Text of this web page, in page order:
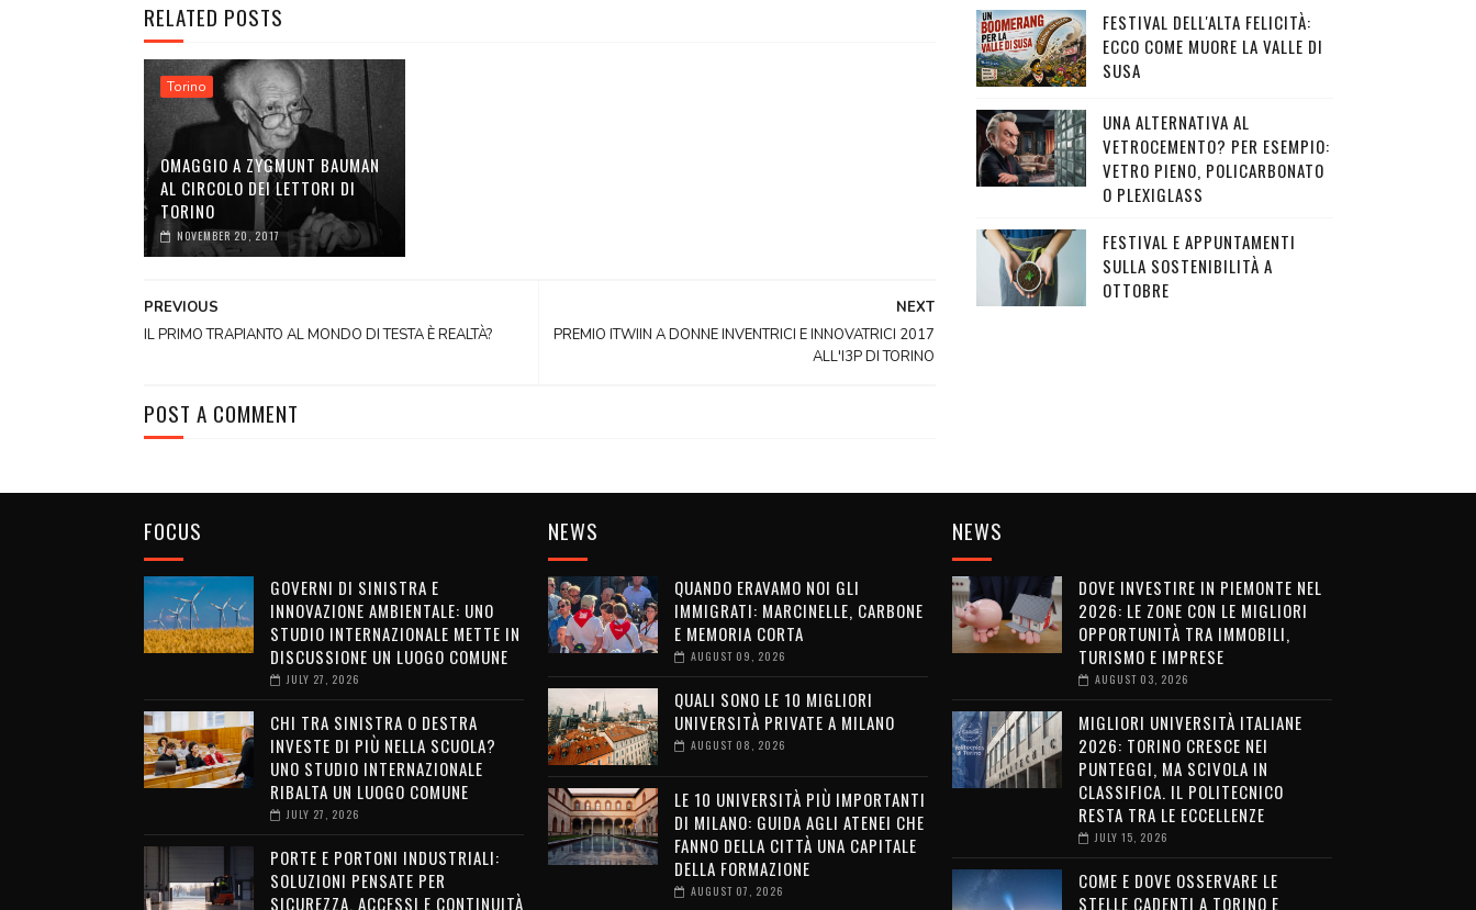
RELATED POSTS
Torino
OMAGGIO A ZYGMUNT BAUMAN
AL CIRCOLO DEI LETTORI DI
TORINO
NOVEMBER 20, 2017
NEXT
PREMIO ITWIIN A DONNE INVENTRICI E INNOVATRICI 2017
ALL'I3P DI TORINO
PREVIOUS
IL PRIMO TRAPIANTO AL MONDO DI TESTA È REALTÀ?
POST A COMMENT
FESTIVAL DELL'ALTA FELICITÀ:
ECCO COME MUORE LA VALLE DI
SUSA
UNA ALTERNATIVA AL
VETROCEMENTO? PER ESEMPIO:
VETRO PIENO, POLICARBONATO
O PLEXIGLASS
FESTIVAL E APPUNTAMENTI
SULLA SOSTENIBILITÀ A
OTTOBRE
FOCUS
GOVERNI DI SINISTRA E
INNOVAZIONE AMBIENTALE: UNO
STUDIO INTERNAZIONALE METTE IN
DISCUSSIONE UN LUOGO COMUNE
JULY 27, 2026
CHI TRA SINISTRA O DESTRA
INVESTE DI PIÙ NELLA SCUOLA?
UNO STUDIO INTERNAZIONALE
RIBALTA UN LUOGO COMUNE
JULY 27, 2026
PORTE E PORTONI INDUSTRIALI:
SOLUZIONI PENSATE PER
SICUREZZA, ACCESSI E CONTINUITÀ
NEWS
QUANDO ERAVAMO NOI GLI
IMMIGRATI: MARCINELLE, CARBONE
E MEMORIA CORTA
AUGUST 09, 2026
QUALI SONO LE 10 MIGLIORI
UNIVERSITÀ PRIVATE A MILANO
AUGUST 08, 2026
LE 10 UNIVERSITÀ PIÙ IMPORTANTI
DI MILANO: GUIDA AGLI ATENEI CHE
FANNO DELLA CITTÀ UNA CAPITALE
DELLA FORMAZIONE
AUGUST 07, 2026
NEWS
DOVE INVESTIRE IN PIEMONTE NEL
2026: LE ZONE CON LE MIGLIORI
OPPORTUNITÀ TRA IMMOBILI,
TURISMO E IMPRESE
AUGUST 03, 2026
MIGLIORI UNIVERSITÀ ITALIANE
2026: TORINO CRESCE NEI
PUNTEGGI, MA SCIVOLA IN
CLASSIFICA. IL POLITECNICO
RESTA TRA LE ECCELLENZE
JULY 15, 2026
COME E DOVE OSSERVARE LE
STELLE CADENTI A TORINO E